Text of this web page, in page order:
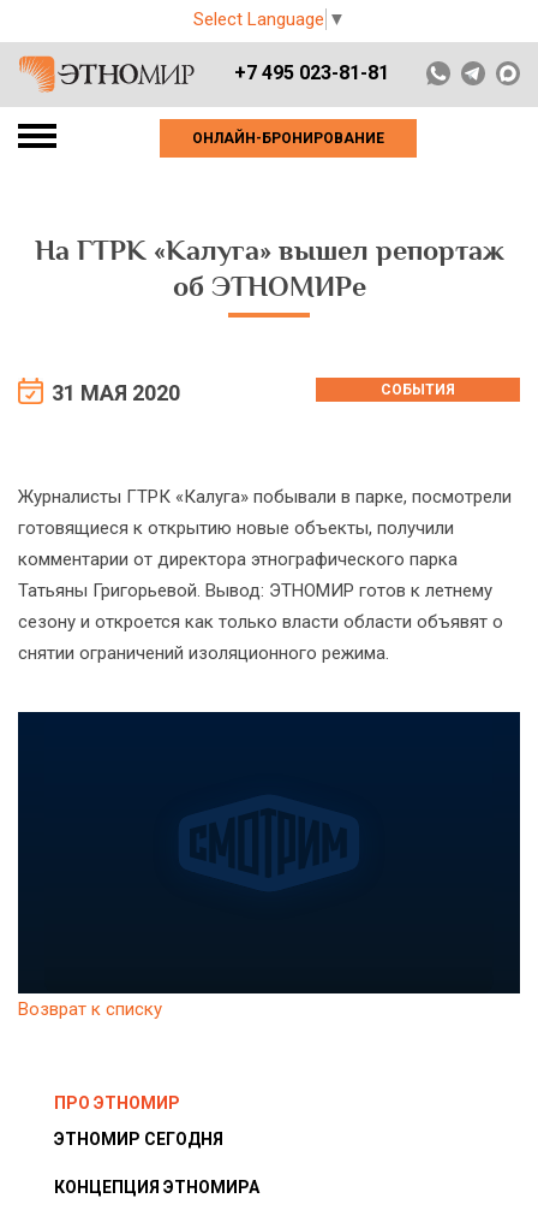
Select Language ▼
+7 495 023-81-81
ОНЛАЙН-БРОНИРОВАНИЕ
На ГТРК «Калуга» вышел репортаж
об ЭТНОМИРе
31 МАЯ 2020 СОБЫТИЯ
Журналисты ГТРК «Калуга» побывали в парке, посмотрели
готовящиеся к открытию новые объекты, получили
комментарии от директора этнографического парка
Татьяны Григорьевой. Вывод: ЭТНОМИР готов к летнему
сезону и откроется как только власти области объявят о
снятии ограничений изоляционного режима.
Возврат к списку
ПРО ЭТНОМИР
ЭТНОМИР СЕГОДНЯ
КОНЦЕПЦИЯ ЭТНОМИРА